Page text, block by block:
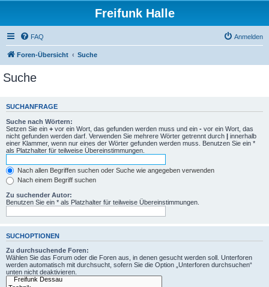
Freifunk Halle
FAQ Anmelden
Foren-Übersicht Suche
Suche
SUCHANFRAGE
Suche nach Wörtern:
Setzen Sie ein + vor ein Wort, das gefunden werden muss und ein - vor ein Wort, das
nicht gefunden werden darf. Verwenden Sie mehrere Wörter getrennt durch | innerhalb
einer Klammer, wenn nur eines der Wörter gefunden werden muss. Benutzen Sie ein *
als Platzhalter für teilweise Übereinstimmungen.
Nach allen Begriffen suchen oder Suche wie angegeben verwenden
Nach einem Begriff suchen
Zu suchender Autor:
Benutzen Sie ein * als Platzhalter für teilweise Übereinstimmungen.
SUCHOPTIONEN
Zu durchsuchende Foren:
Wählen Sie das Forum oder die Foren aus, in denen gesucht werden soll. Unterforen
werden automatisch mit durchsucht, sofern Sie die Option „Unterforen durchsuchen“
unten nicht deaktivieren.